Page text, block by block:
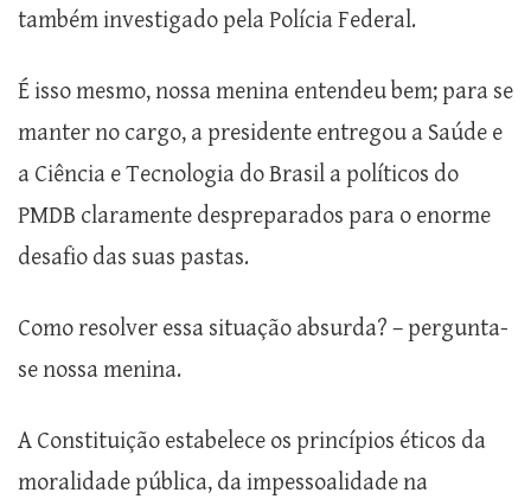
também investigado pela Polícia Federal.
É isso mesmo, nossa menina entendeu bem; para se
manter no cargo, a presidente entregou a Saúde e
a Ciência e Tecnologia do Brasil a políticos do
PMDB claramente despreparados para o enorme
desafio das suas pastas.
Como resolver essa situação absurda? – pergunta-
se nossa menina.
A Constituição estabelece os princípios éticos da
moralidade pública, da impessoalidade na